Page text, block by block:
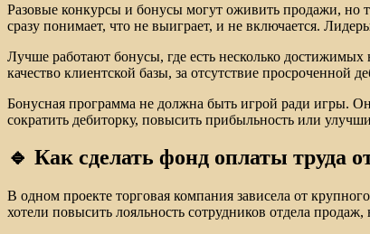
Разовые конкурсы и бонусы могут оживить продажи, но
сразу понимает, что не выиграет, и не включается.
Лучше работают бонусы, где есть несколько
качество клиентской базы, за отсутствие просроченной
Бонусная программа не должна быть игрой ради игры.
сократить дебиторку, повысить прибыльность или
🔹 Как сделать фонд оплаты труда
В одном проекте торговая компания зависела от
хотели повысить лояльность сотрудников отдела